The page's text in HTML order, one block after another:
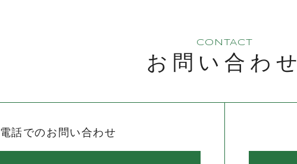
CONTACT
お問い合わせ
電話でのお問い合わせ